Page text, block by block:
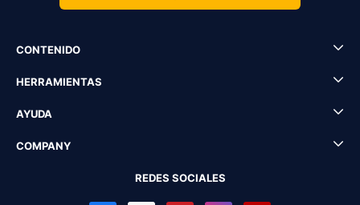
CONTENIDO
HERRAMIENTAS
AYUDA
COMPANY
REDES SOCIALES